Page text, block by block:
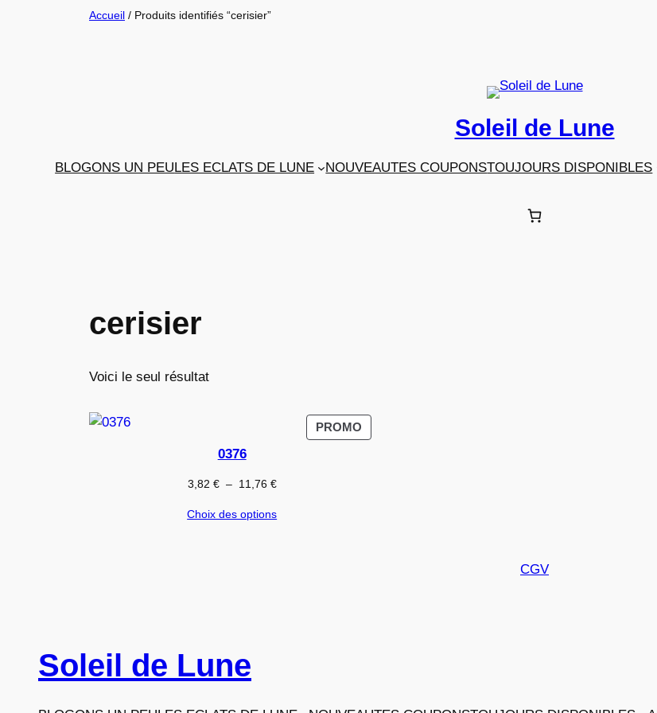
Accueil / Produits identifiés “cerisier”
Soleil de Lune
BLOGONS UN PEULES ECLATS DE LUNE NOUVEAUTES COUPONSTOUJOURS DISPONIBLES
cerisier
Voici le seul résultat
PROMO
EN
0376
3,82 € – 11,76 €Plage
prix :
Choix des options
CGV
Soleil de Lune